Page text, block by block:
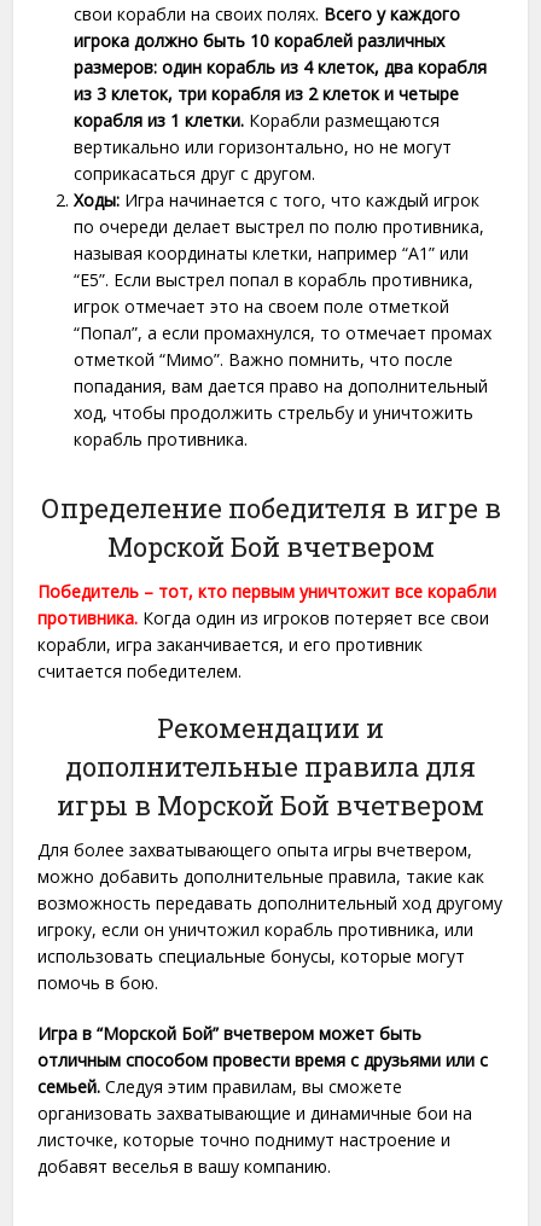
свои корабли на своих полях. Всего у каждого
игрока должно быть 10 кораблей различных
размеров: один корабль из 4 клеток, два корабля
из 3 клеток, три корабля из 2 клеток и четыре
корабля из 1 клетки. Корабли размещаются
вертикально или горизонтально, но не могут
соприкасаться друг с другом.
Ходы: Игра начинается с того, что каждый игрок
по очереди делает выстрел по полю противника,
называя координаты клетки, например “А1” или
“Е5”. Если выстрел попал в корабль противника,
игрок отмечает это на своем поле отметкой
“Попал”, а если промахнулся, то отмечает промах
отметкой “Мимо”. Важно помнить, что после
попадания, вам дается право на дополнительный
ход, чтобы продолжить стрельбу и уничтожить
корабль противника.
Определение победителя в игре в
Морской Бой вчетвером
Победитель – тот, кто первым уничтожит все корабли
противника. Когда один из игроков потеряет все свои
корабли, игра заканчивается, и его противник
считается победителем.
Рекомендации и
дополнительные правила для
игры в Морской Бой вчетвером
Для более захватывающего опыта игры вчетвером,
можно добавить дополнительные правила, такие как
возможность передавать дополнительный ход другому
игроку, если он уничтожил корабль противника, или
использовать специальные бонусы, которые могут
помочь в бою.
Игра в “Морской Бой” вчетвером может быть
отличным способом провести время с друзьями или с
семьей. Следуя этим правилам, вы сможете
организовать захватывающие и динамичные бои на
листочке, которые точно поднимут настроение и
добавят веселья в вашу компанию.